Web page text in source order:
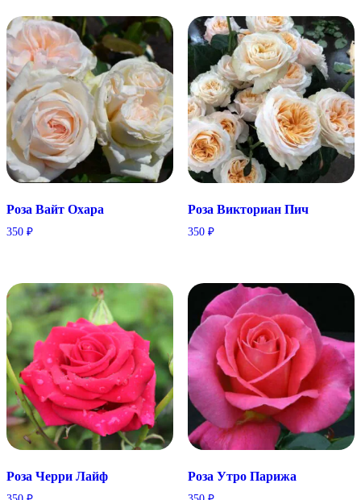
Розa Вайт Охара
350 ₽
Розa Викториан Пич
350 ₽
Розa Черри Лайф Розa Утро Парижа